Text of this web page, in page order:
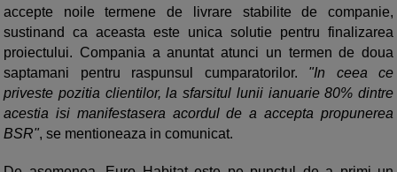
accepte noile termene de livrare stabilite de companie,
sustinand ca aceasta este unica solutie pentru finalizarea
proiectului. Compania a anuntat atunci un termen de doua
saptamani pentru raspunsul cumparatorilor. "In ceea ce
priveste pozitia clientilor, la sfarsitul lunii ianuarie 80% dintre
acestia isi manifestasera acordul de a accepta propunerea
BSR", se mentioneaza in comunicat.